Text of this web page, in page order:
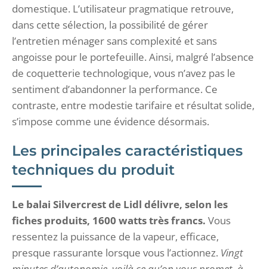
domestique. L’utilisateur pragmatique retrouve,
dans cette sélection, la possibilité de gérer
l’entretien ménager sans complexité et sans
angoisse pour le portefeuille. Ainsi, malgré l’absence
de coquetterie technologique, vous n’avez pas le
sentiment d’abandonner la performance. Ce
contraste, entre modestie tarifaire et résultat solide,
s’impose comme une évidence désormais.
Les principales caractéristiques
techniques du produit
Le balai Silvercrest de Lidl délivre, selon les
fiches produits, 1600 watts très francs. Vous
ressentez la puissance de la vapeur, efficace,
presque rassurante lorsque vous l’actionnez. Vingt